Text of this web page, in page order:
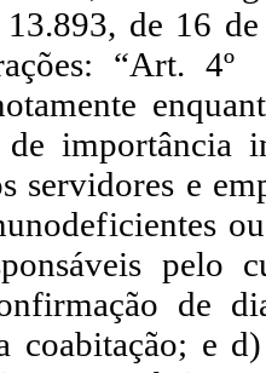
de 16
“Art.
importância
servidores e
pelo
de
coabitação; e